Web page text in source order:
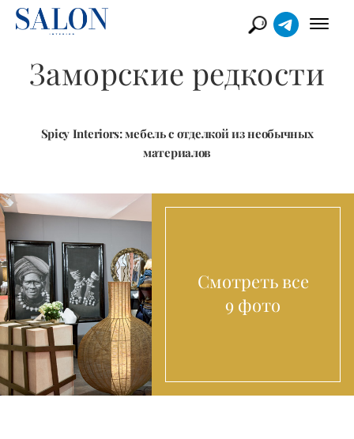
Заморские редкости
Spicy Interiors: мебель с отделкой из необычных
материалов
Смотреть все
9 фото